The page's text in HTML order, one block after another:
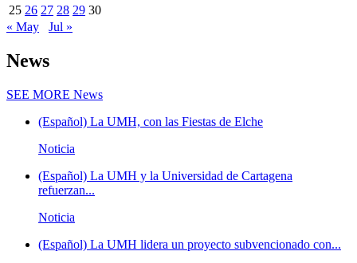
25 26 27 28 29 30
« May
Jul »
News
SEE MORE News
(Español) La UMH, con las Fiestas de Elche
Noticia
(Español) La UMH y la Universidad de Cartagena
refuerzan...
Noticia
(Español) La UMH lidera un proyecto subvencionado con...